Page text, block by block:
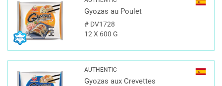
Gyozas au Poulet
#DV1728
12 X 600 G
AUTHENTIC
Gyozas aux Crevettes